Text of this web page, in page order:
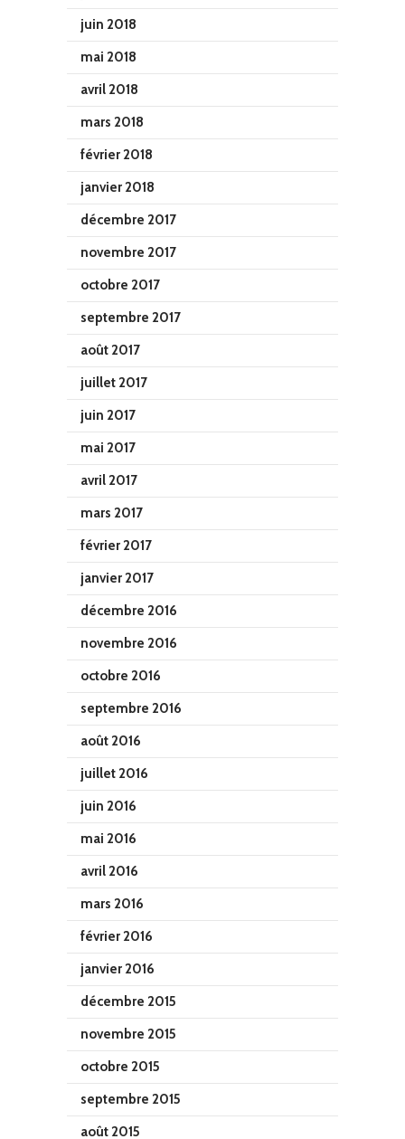
juin 2018
mai 2018
avril 2018
mars 2018
février 2018
janvier 2018
décembre 2017
novembre 2017
octobre 2017
septembre 2017
août 2017
juillet 2017
juin 2017
mai 2017
avril 2017
mars 2017
février 2017
janvier 2017
décembre 2016
novembre 2016
octobre 2016
septembre 2016
août 2016
juillet 2016
juin 2016
mai 2016
avril 2016
mars 2016
février 2016
janvier 2016
décembre 2015
novembre 2015
octobre 2015
septembre 2015
août 2015